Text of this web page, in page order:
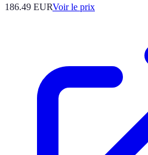
186.49 EURVoir le prix